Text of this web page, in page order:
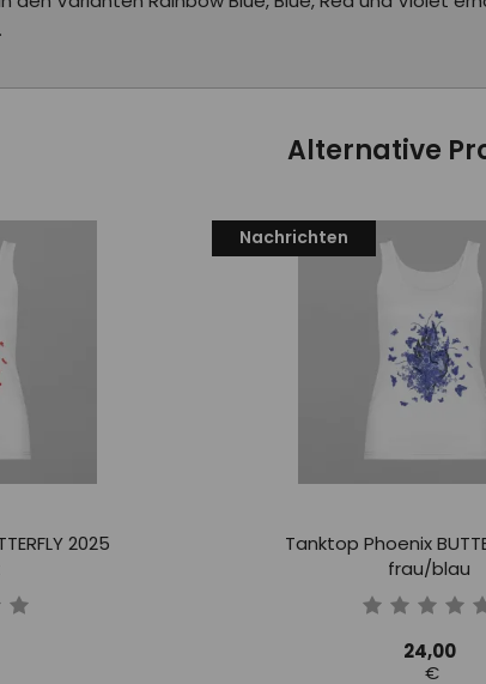
Alternative
2025
Nachrichten
Tanktop Phoenix
frau/blau
24,00
€